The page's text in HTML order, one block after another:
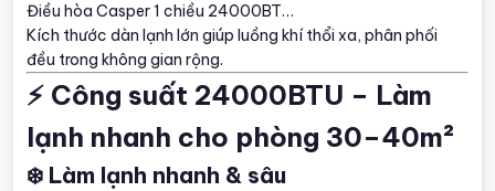
Điều hòa Casper 1 chiều 24000BT…
Kích thước dàn lạnh lớn giúp luồng khí thổi xa, phân phối
đều trong không gian rộng.
⚡ Công suất 24000BTU – Làm
lạnh nhanh cho phòng 30–40m²
❄️ Làm lạnh nhanh & sâu